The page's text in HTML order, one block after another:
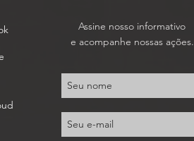
Assine nosso informativo
e acompanhe nossas ações.